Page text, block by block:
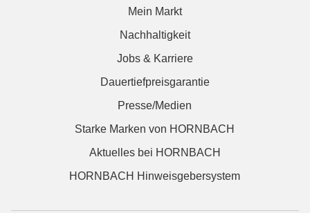
Mein Markt
Nachhaltigkeit
Jobs & Karriere
Dauertiefpreisgarantie
Presse/Medien
Starke Marken von HORNBACH
Aktuelles bei HORNBACH
HORNBACH Hinweisgebersystem